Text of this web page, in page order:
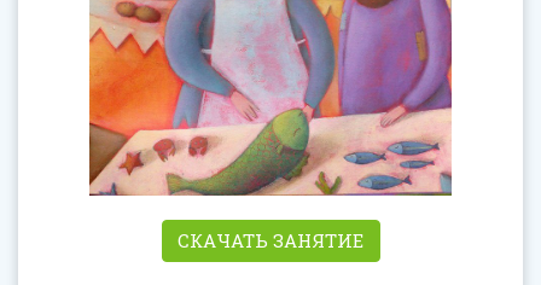
СКАЧАТЬ ЗАНЯТИЕ